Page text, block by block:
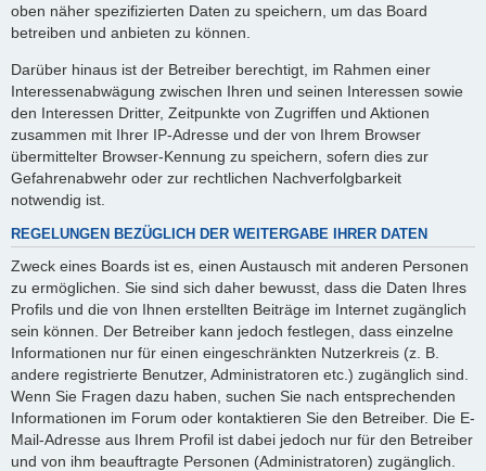
oben näher spezifizierten Daten zu speichern, um das Board
betreiben und anbieten zu können.
Darüber hinaus ist der Betreiber berechtigt, im Rahmen einer
Interessenabwägung zwischen Ihren und seinen Interessen sowie
den Interessen Dritter, Zeitpunkte von Zugriffen und Aktionen
zusammen mit Ihrer IP-Adresse und der von Ihrem Browser
übermittelter Browser-Kennung zu speichern, sofern dies zur
Gefahrenabwehr oder zur rechtlichen Nachverfolgbarkeit
notwendig ist.
REGELUNGEN BEZÜGLICH DER WEITERGABE IHRER DATEN
Zweck eines Boards ist es, einen Austausch mit anderen Personen
zu ermöglichen. Sie sind sich daher bewusst, dass die Daten Ihres
Profils und die von Ihnen erstellten Beiträge im Internet zugänglich
sein können. Der Betreiber kann jedoch festlegen, dass einzelne
Informationen nur für einen eingeschränkten Nutzerkreis (z. B.
andere registrierte Benutzer, Administratoren etc.) zugänglich sind.
Wenn Sie Fragen dazu haben, suchen Sie nach entsprechenden
Informationen im Forum oder kontaktieren Sie den Betreiber. Die E-
Mail-Adresse aus Ihrem Profil ist dabei jedoch nur für den Betreiber
und von ihm beauftragte Personen (Administratoren) zugänglich.